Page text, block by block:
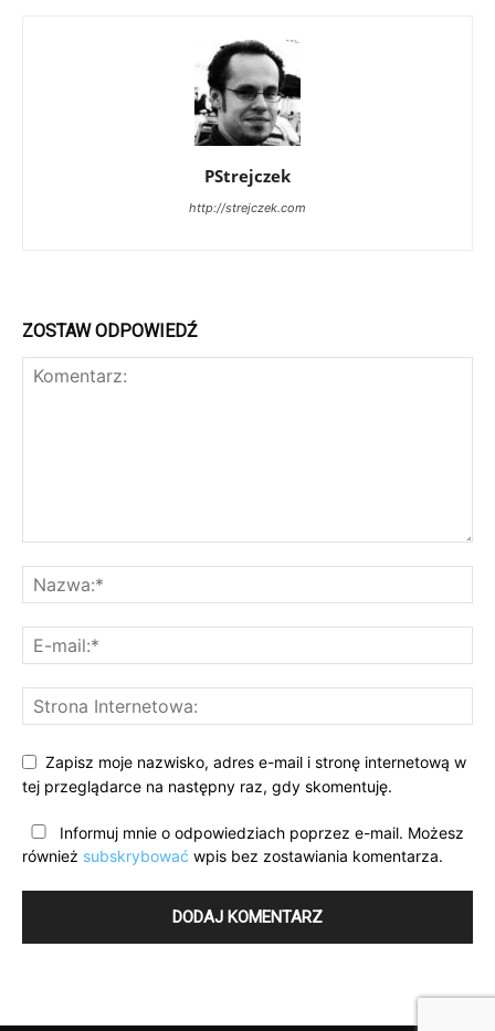
PStrejczek
http://strejczek.com
ZOSTAW ODPOWIEDŹ
Zapisz moje nazwisko, adres e-mail i stronę internetową w
tej przeglądarce na następny raz, gdy skomentuję.
Informuj mnie o odpowiedziach poprzez e-mail. Możesz
również subskrybować wpis bez zostawiania komentarza.